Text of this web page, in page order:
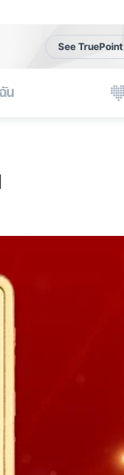
See TruePoint
น